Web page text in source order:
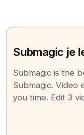
Submagic je
Submagic is the
Submagic. Video
you time. Edit 3